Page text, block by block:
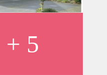
voorzien van
designradiator, dubbele
een mooie en rustige
+ 5